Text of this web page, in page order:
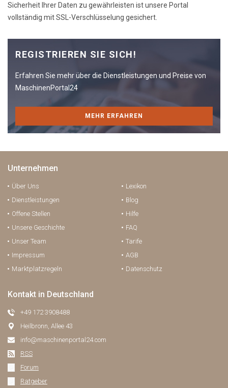
Sicherheit Ihrer Daten zu gewährleisten ist unsere Portal
vollständig mit SSL-Verschlüsselung gesichert.
REGISTRIEREN SIE SICH!
Erfahren Sie mehr über die Dienstleistungen und Preise von
MaschinenPortal24
MEHR ERFAHREN
Unternehmen
Über Uns
Dienstleistungen
Offene Stellen
Unsere Geschichte
Unser Team
Impressum
Marktplatzregeln
Lexikon
Blog
Hilfe
FAQ
Tarife
AGB
Datenschutz
Kontakt in Deutschland
+49 172 3908488
Heilbronn, Allee 43
info@maschinenportal24.сom
RSS
Forum
Ratgeber